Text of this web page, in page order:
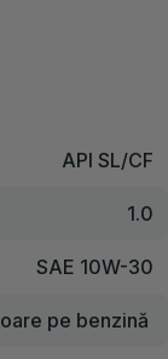
API SL/CF
1.0
SAE 10W-30
pe benzină